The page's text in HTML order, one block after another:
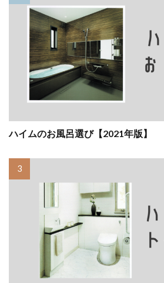
ハイムのお風呂選び【2021年版】